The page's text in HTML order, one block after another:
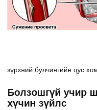
зүрхний булчингийн цус
Болзошгүй учир
хүчин зүйлс